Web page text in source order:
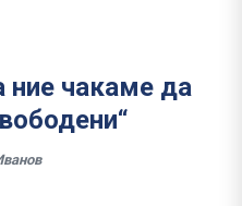
ние чакаме да